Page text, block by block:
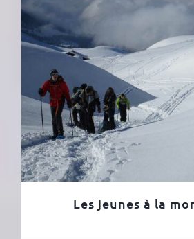
Les jeunes à la